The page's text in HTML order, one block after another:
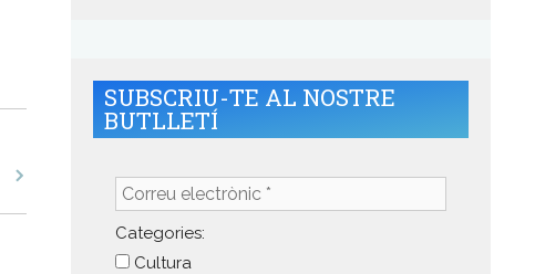
SUBSCRIU-TE AL NOSTRE
BUTLLETÍ
Correu
electrònic
*Categories:
Cultura